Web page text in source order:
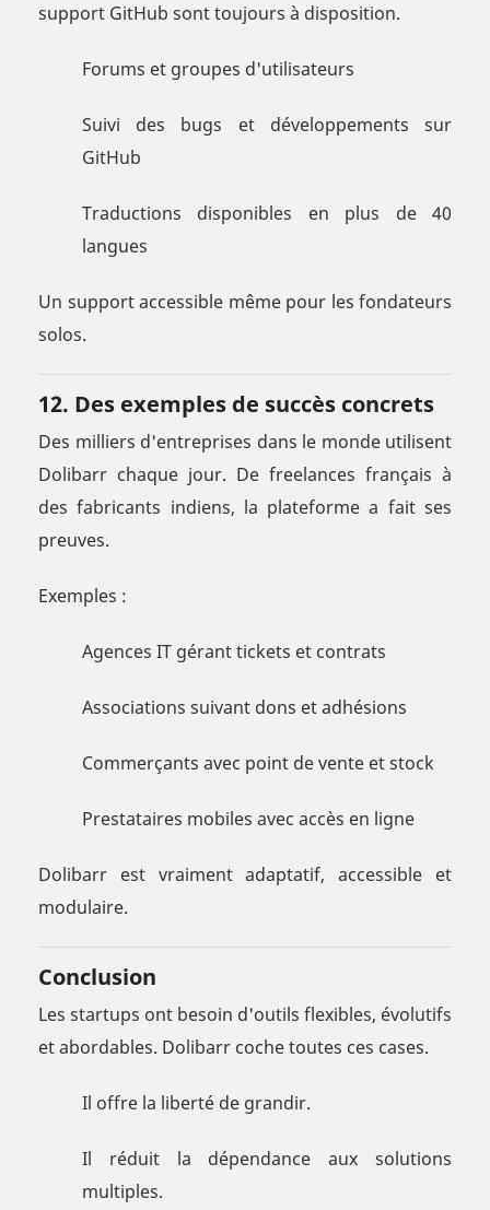
support GitHub sont toujours à disposition.
Forums et groupes d'utilisateurs
Suivi des bugs et développements sur
GitHub
Traductions disponibles en plus de 40
langues
Un support accessible même pour les fondateurs
solos.
12. Des exemples de succès concrets
Des milliers d'entreprises dans le monde utilisent
Dolibarr chaque jour. De freelances français à
des fabricants indiens, la plateforme a fait ses
preuves.
Exemples :
Agences IT gérant tickets et contrats
Associations suivant dons et adhésions
Commerçants avec point de vente et stock
Prestataires mobiles avec accès en ligne
Dolibarr est vraiment adaptatif, accessible et
modulaire.
Conclusion
Les startups ont besoin d'outils flexibles, évolutifs
et abordables. Dolibarr coche toutes ces cases.
Il offre la liberté de grandir.
Il réduit la dépendance aux solutions
multiples.